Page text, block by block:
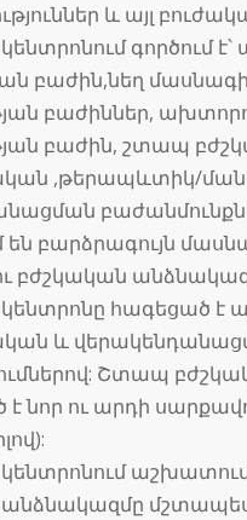
և այլ
գործում
բաժին,նեղ
բաժիններ,
բաժին, շտապ
,թերապևտիկ/
բարձրագույն
բժշկական
հագեցած է
և
Շտապ
նոր ու արդի
աշխատում